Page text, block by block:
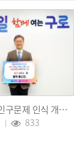
2025.5.16 인구문제 인식 개선 릴레이 캠페인
833